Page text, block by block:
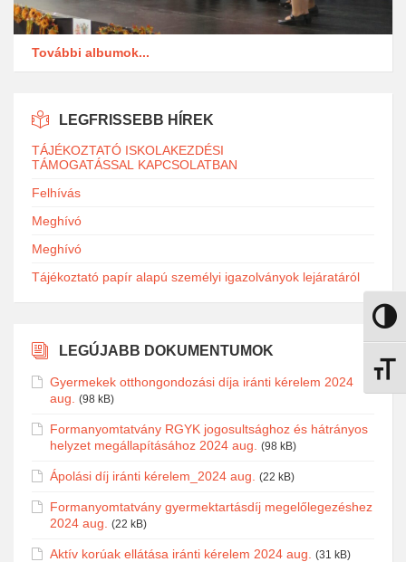
Nagy
További albumok...
LEGFRISSEBB HÍREK
TÁJÉKOZTATÓ ISKOLAKEZDÉSI
TÁMOGATÁSSAL KAPCSOLATBAN
Felhívás
Meghívó
Meghívó
Tájékoztató papír alapú személyi igazolványok lejáratáról
LEGÚJABB DOKUMENTUMOK
Gyermekek otthongondozási díja iránti kérelem 2024
aug.
(98 kB)
Formanyomtatvány RGYK jogosultsághoz és hátrányos
helyzet megállapításához 2024 aug.
(98 kB)
Ápolási díj iránti kérelem_2024 aug. (22 kB)
Formanyomtatvány gyermektartásdíj megelőlegezéshez
2024 aug.
(22 kB)
Aktív korúak ellátása iránti kérelem 2024 aug. (31 kB)